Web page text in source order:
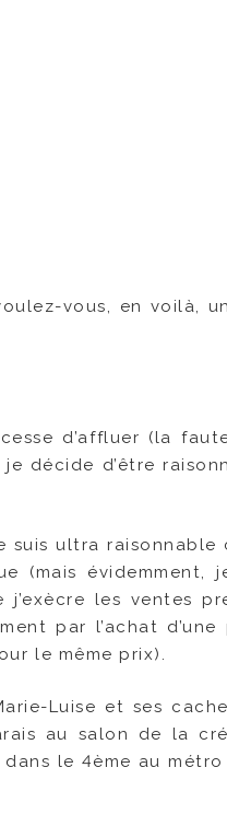
vous, en voilà,
d’affluer (la
décide d’être
suis ultra raisonnable
(mais évidemment,
les ventes
par l’achat d’une
le même prix).
Luise et ses
au salon de la
dans le 4ème au